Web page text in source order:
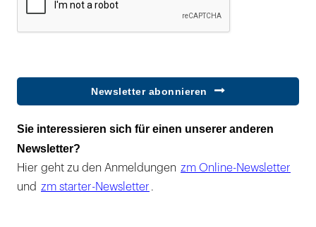
Newsletter abonnieren
Sie interessieren sich für einen unserer anderen
Newsletter?
Hier geht zu den Anmeldungen zm Online-Newsletter
und zm starter-Newsletter .